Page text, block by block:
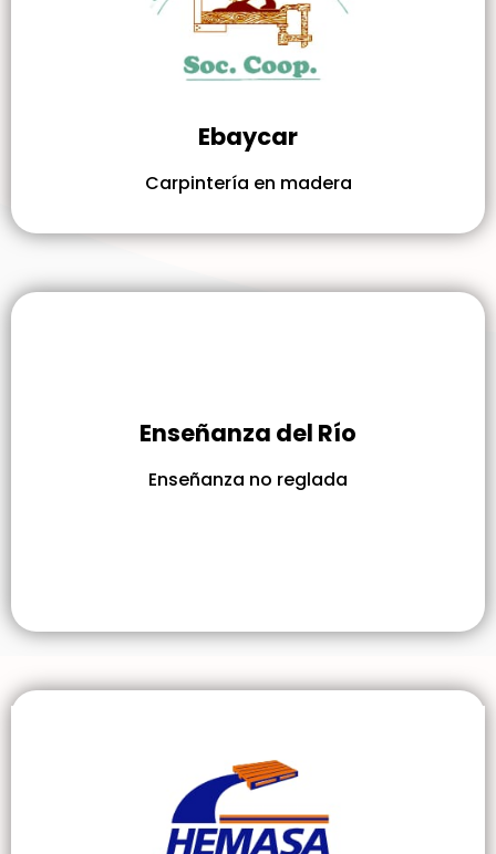
Ebaycar
Carpintería en madera
Enseñanza del Río
Enseñanza no reglada